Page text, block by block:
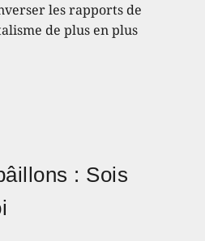
les rapports de
de plus en plus
: Sois